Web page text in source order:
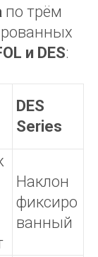
по трём
и DES:
DES
Series
Наклон
фиксиро
ванный